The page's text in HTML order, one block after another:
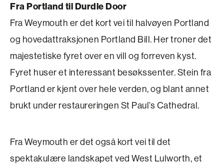
Fra Portland til Durdle Door
Fra Weymouth er det kort vei til halvøyen Portland
og hovedattraksjonen Portland Bill. Her troner det
majestetiske fyret over en vill og forreven kyst.
Fyret huser et interessant besøkssenter. Stein fra
Portland er kjent over hele verden, og blant annet
brukt under restaureringen St Paul’s Cathe­dral.
Fra Weymouth er det også kort vei til det
spektakulære landskapet ved West Lulworth, et